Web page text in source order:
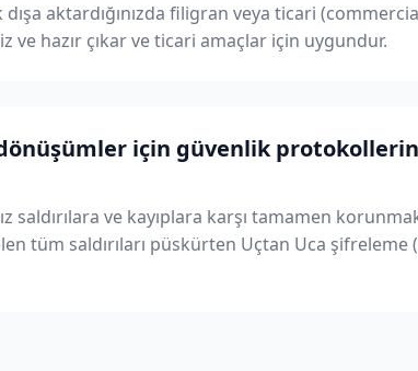
aktardığınızda filigran veya ticari
ve hazır çıkar ve ticari amaçlar için uygundur.
için güvenlik
saldırılara ve kayıplara karşı tamamen
tüm saldırıları püskürten Uçtan Uca